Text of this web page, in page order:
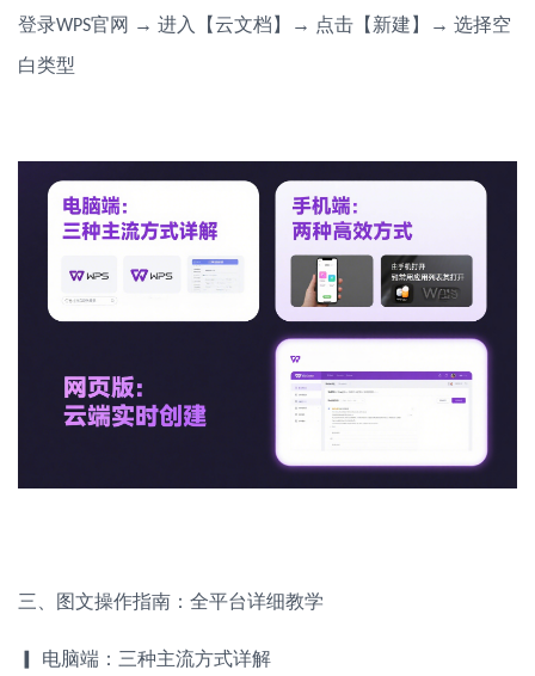
登录WPS官网 → 进入【云文档】→ 点击【新建】→ 选择空
白类型
三、图文操作指南：全平台详细教学
▎ 电脑端：三种主流方式详解